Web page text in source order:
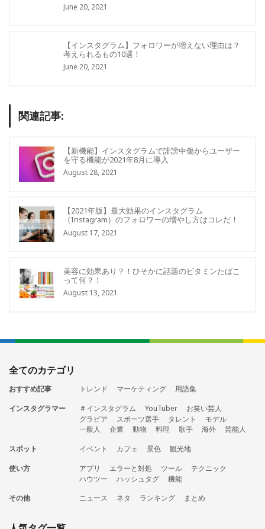
June 20, 2021
【インスタグラム】フォロワーが増えない理由は？
考えられるもの10選！
June 20, 2021
関連記事:
【新機能】インスタグラムで誹謗中傷からユーザー
を守る機能が2021年8月に導入
August 28, 2021
【2021年版】最大効果のインスタグラム
（Instagram）のフォロワーの増やし方はコレだ！
August 17, 2021
美容に効果あり？！ひそかに話題のビタミンたばこ
って何？！
August 13, 2021
全てのカテゴリ
おすすめ記事 トレンド マーケティング
用語集
インスタグラマー
＃インスタグラム YouTuber
お笑い芸人
グラビア
スポーツ選手 タレント
モデル
一般人
企業 動物 料理 歌手 海外
芸能人
スポット
イベント カフェ 景色
観光地
使い方
アプリ エラーと対処 ツール
テクニック
ハウツー
ハッシュタグ
機能
その他
ニュース ネタ ランキング まとめ